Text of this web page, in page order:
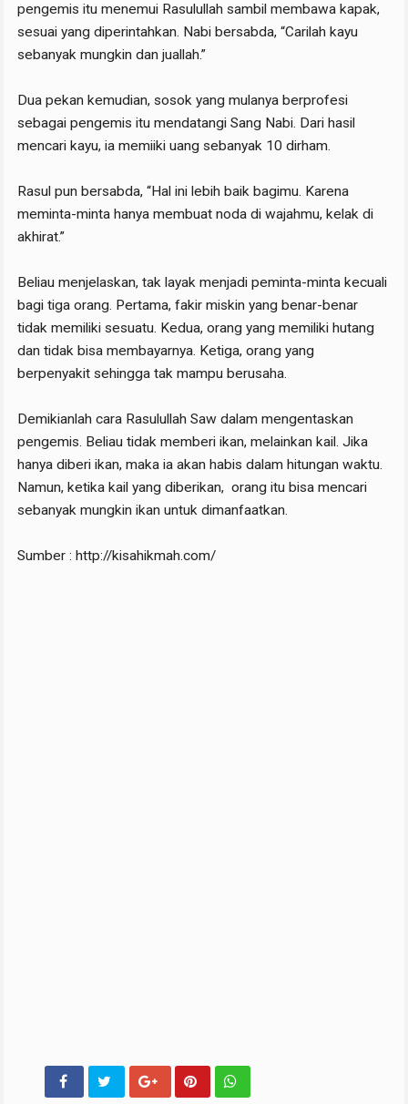
pengemis itu menemui Rasulullah sambil membawa kapak,
sesuai yang diperintahkan. Nabi bersabda, “Carilah kayu
sebanyak mungkin dan juallah.”
Dua pekan kemudian, sosok yang mulanya berprofesi
sebagai pengemis itu mendatangi Sang Nabi. Dari hasil
mencari kayu, ia memiiki uang sebanyak 10 dirham.
Rasul pun bersabda, “Hal ini lebih baik bagimu. Karena
meminta-minta hanya membuat noda di wajahmu, kelak di
akhirat.”
Beliau menjelaskan, tak layak menjadi peminta-minta kecuali
bagi tiga orang. Pertama, fakir miskin yang benar-benar
tidak memiliki sesuatu. Kedua, orang yang memiliki hutang
dan tidak bisa membayarnya. Ketiga, orang yang
berpenyakit sehingga tak mampu berusaha.
Demikianlah cara Rasulullah Saw dalam mengentaskan
pengemis. Beliau tidak memberi ikan, melainkan kail. Jika
hanya diberi ikan, maka ia akan habis dalam hitungan waktu.
Namun, ketika kail yang diberikan, orang itu bisa mencari
sebanyak mungkin ikan untuk dimanfaatkan.
Sumber : http://kisahikmah.com/